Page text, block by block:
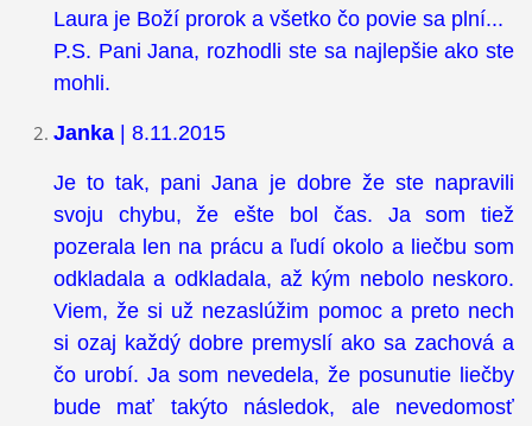
Laura je Boží prorok a všetko čo povie sa plní...
P.S. Pani Jana, rozhodli ste sa najlepšie ako ste
mohli.
Janka| 8.11.2015
Je to tak, pani Jana je dobre že ste napravili
svoju chybu, že ešte bol čas. Ja som tiež
pozerala len na prácu a ľudí okolo a liečbu som
odkladala a odkladala, až kým nebolo neskoro.
Viem, že si už nezaslúžim pomoc a preto nech
si ozaj každý dobre premyslí ako sa zachová a
čo urobí. Ja som nevedela, že posunutie liečby
bude mať takýto následok, ale nevedomosť